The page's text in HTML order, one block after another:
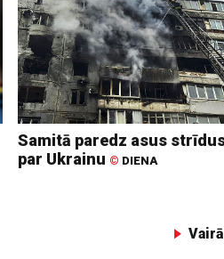
Samitā paredz asus
par Ukrainu © DIENA